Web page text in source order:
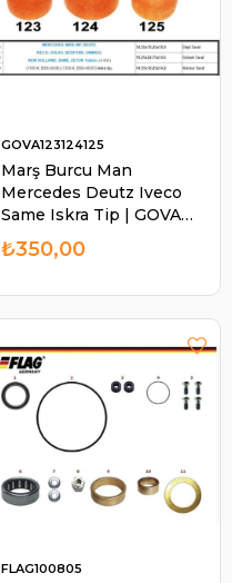
Marş Burcu Man
Mercedes Deutz Iveco
Same Iskra Tip | GOVA
123124125
GOVA123124125
₺350,00
FLAG100805